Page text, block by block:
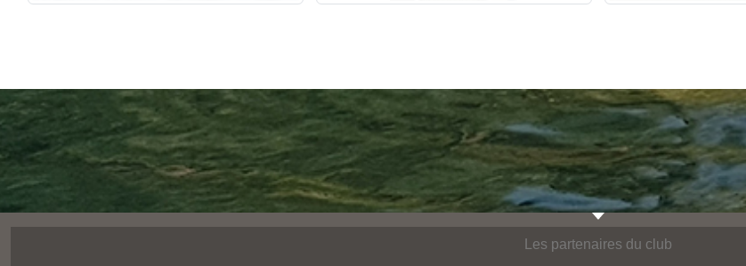
Les partenaires du club